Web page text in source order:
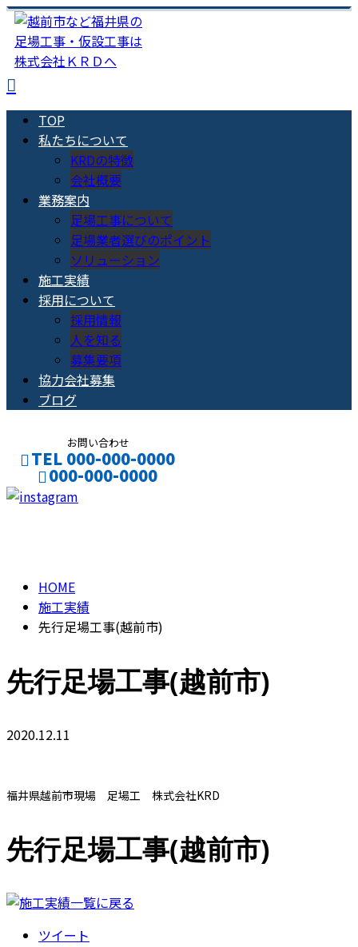
TOP
私たちについて
KRDの特徴
会社概要
業務案内
足場工事について
足場業者選びのポイント
ソリューション
施工実績
採用について
採用情報
人を知る
募集要項
協力会社募集
ブログ
お問い合わせ
TEL 000-000-0000
000-000-0000
HOME
施工実績
先行足場工事(越前市)
先行足場工事(越前市)
2020.12.11
福井県越前市現場 足場工 株式会社KRD
先行足場工事(越前市)
ツイート